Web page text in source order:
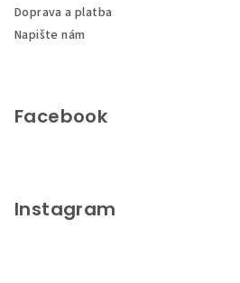
Doprava a platba
Napište nám
Facebook
Instagram